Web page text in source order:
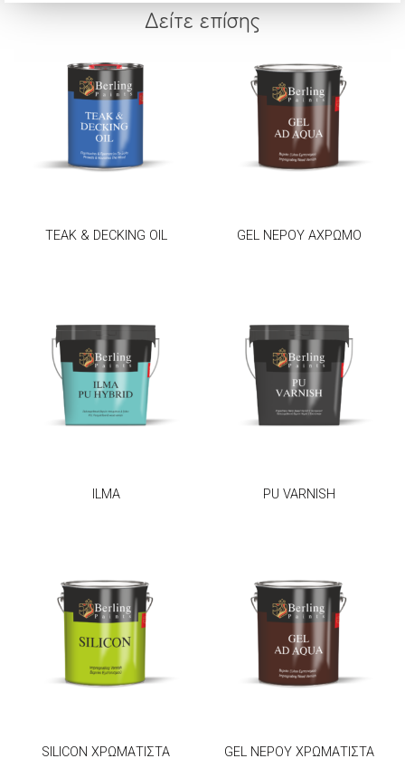
Δείτε επίσης
TEAK & DECKING OIL GEL ΝΕΡΟΥ ΑΧΡΩΜΟ
ILMA PU VARNISH
SILICON ΧΡΩΜΑΤΙΣΤΑ GEL ΝΕΡΟΥ ΧΡΩΜΑΤΙΣΤΑ